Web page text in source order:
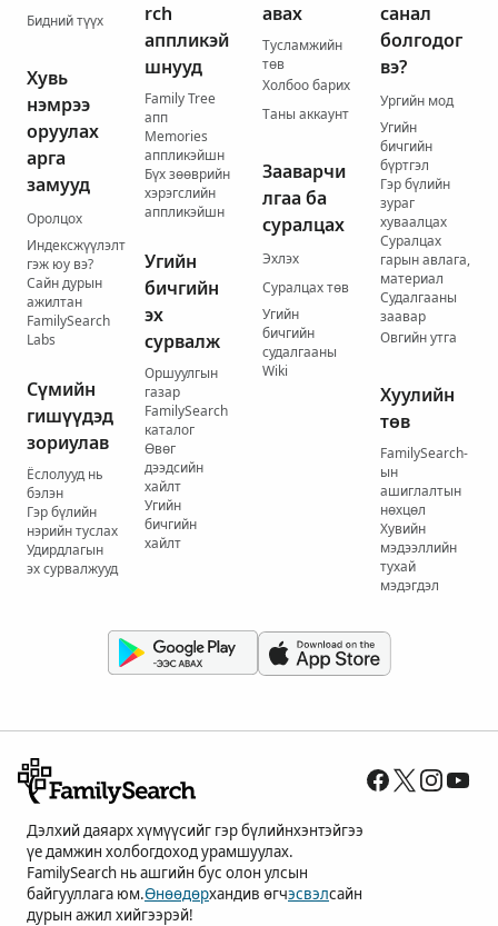
Бидний түүх
Хувь
нэмрээ
оруулах
арга
замууд
Оролцох
Индексжүүлэлт
гэж юу вэ?
Сайн дурын
ажилтан
FamilySearch
Labs
Сүмийн
гишүүдэд
зориулав
Ёслолууд нь
бэлэн
Гэр бүлийн
нэрийн туслах
Удирдлагын
эх сурвалжууд
rch
аппликэй
шнууд
Family Tree
апп
Memories
аппликэйшн
Бүх зөөврийн
хэрэгслийн
аппликэйшн
Угийн
бичгийн
эх
сурвалж
Оршуулгын
газар
FamilySearch
каталог
Өвөг
дээдсийн
хайлт
Угийн
бичгийн
хайлт
авах
Тусламжийн
төв
Холбоо барих
Таны аккаунт
Зааварчи
лгаа ба
суралцах
Эхлэх
Суралцах төв
Угийн
бичгийн
судалгааны
Wiki
санал
болгодог
вэ?
Ургийн мод
Угийн
бичгийн
бүртгэл
Гэр бүлийн
зураг
хуваалцах
Суралцах
гарын авлага,
материал
Судалгааны
заавар
Овгийн утга
Хуулийн
төв
FamilySearch-
ын
ашиглалтын
нөхцөл
Хувийн
мэдээллийн
тухай
мэдэгдэл
Дэлхий даяарх хүмүүсийг гэр бүлийнхэнтэйгээ
үе дамжин холбогдоход урамшуулах.
FamilySearch нь ашгийн бус олон улсын
байгууллага юм.Өнөөдөрхандив өгчэсвэлсайн
дурын ажил хийгээрэй!